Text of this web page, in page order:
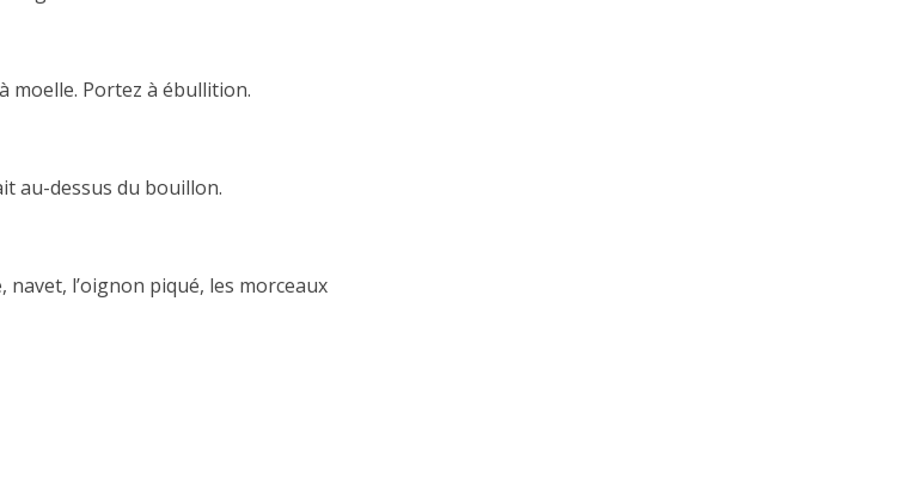
moelle. Portez à ébullition.
au-dessus du bouillon.
l’oignon piqué, les morceaux